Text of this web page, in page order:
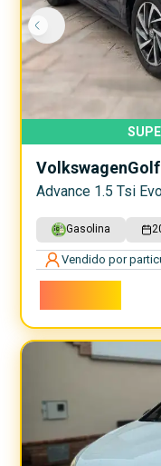
VolkswagenGolf
Advance 1.5 Tsi
Gasolina
Vendido por